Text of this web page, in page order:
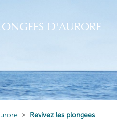
D'AURORE
Revivez les plongees